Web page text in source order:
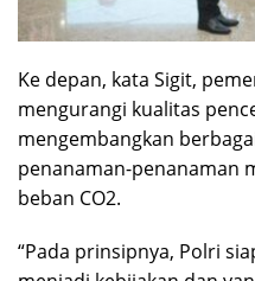
Ke depan, kata Sigit,
mengurangi kualitas
mengembangkan
penanaman-penanaman
beban CO2.
“Pada prinsipnya, Polri